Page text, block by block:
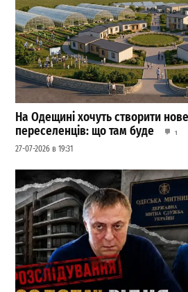
На Одещині хочуть створити
переселенців: що там буде
1
27-07-2026 в 19:31